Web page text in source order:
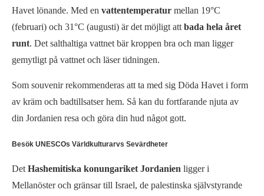
Havet lönande. Med en vattentemperatur mellan 19°C
(februari) och 31°C (augusti) är det möjligt att bada hela året
runt. Det salthaltiga vattnet bär kroppen bra och man ligger
gemytligt på vattnet och läser tidningen.
Som souvenir rekommenderas att ta med sig Döda Havet i form
av kräm och badtillsatser hem. Så kan du fortfarande njuta av
din Jordanien resa och göra din hud något gott.
Besök UNESCOs Världkulturarvs Sevärdheter
Det Hashemitiska konungariket Jordanien ligger i
Mellanöster och gränsar till Israel, de palestinska självstyrande